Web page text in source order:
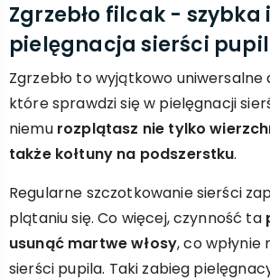
Zgrzebło filcak - szybka
pielęgnacja sierści
Zgrzebło to wyjątkowo uniwersalne
które sprawdzi się w pielęgnacji
niemu rozplątasz nie tylko
także kołtuny na podszerstku.
Regularne szczotkowanie sierści
plątaniu się. Co więcej, czynność ta
usunąć martwe włosy, co wpłynie
sierści pupila. Taki zabieg